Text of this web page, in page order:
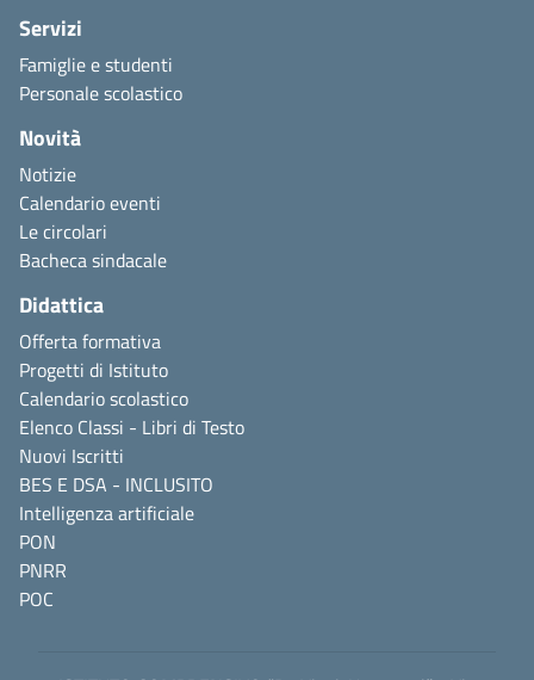
Servizi
Famiglie e studenti
Personale scolastico
Novità
Notizie
Calendario eventi
Le circolari
Bacheca sindacale
Didattica
Offerta formativa
Progetti di Istituto
Calendario scolastico
Elenco Classi - Libri di Testo
Nuovi Iscritti
BES E DSA - INCLUSITO
Intelligenza artificiale
PON
PNRR
POC